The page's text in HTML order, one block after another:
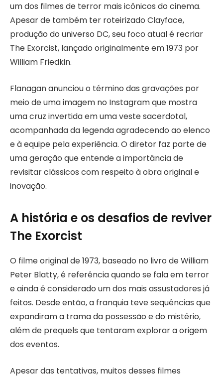
um dos filmes de terror mais icônicos do cinema.
Apesar de também ter roteirizado Clayface,
produção do universo DC, seu foco atual é recriar
The Exorcist, lançado originalmente em 1973 por
William Friedkin.
Flanagan anunciou o término das gravações por
meio de uma imagem no Instagram que mostra
uma cruz invertida em uma veste sacerdotal,
acompanhada da legenda agradecendo ao elenco
e à equipe pela experiência. O diretor faz parte de
uma geração que entende a importância de
revisitar clássicos com respeito à obra original e
inovação.
A história e os desafios de reviver
The Exorcist
O filme original de 1973, baseado no livro de William
Peter Blatty, é referência quando se fala em terror
e ainda é considerado um dos mais assustadores já
feitos. Desde então, a franquia teve sequências que
expandiram a trama da possessão e do mistério,
além de prequels que tentaram explorar a origem
dos eventos.
Apesar das tentativas, muitos desses filmes